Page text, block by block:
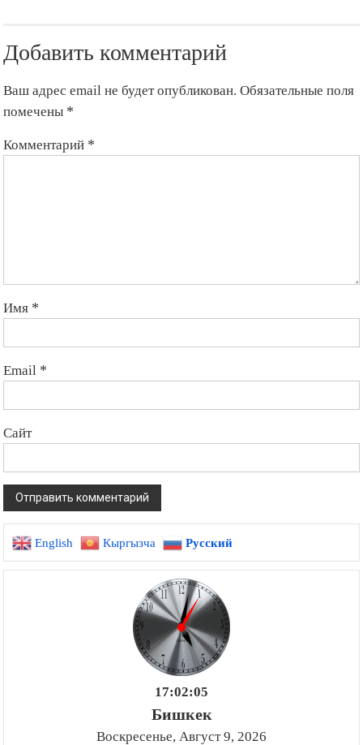
Добавить комментарий
Ваш адрес email не будет опубликован. Обязательные поля
помечены *
Комментарий *
Имя *
Email *
Сайт
English Кыргызча Русский
17:02:06
Бишкек
Воскресенье, Август 9, 2026